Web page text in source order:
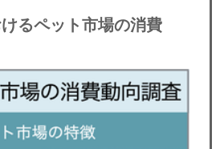
るペット市場の消費